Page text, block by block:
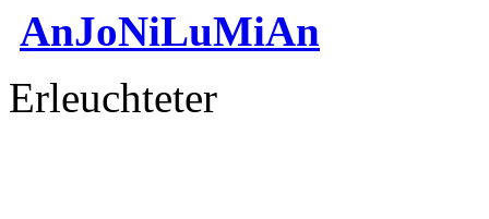
AnJoNiLuMiAn
Erleuchteter